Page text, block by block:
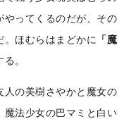
やってくるのだが、その
。ほむらはまどかに
「魔
。
人の美樹さやかと魔女の
魔法少女の巴マミと白い